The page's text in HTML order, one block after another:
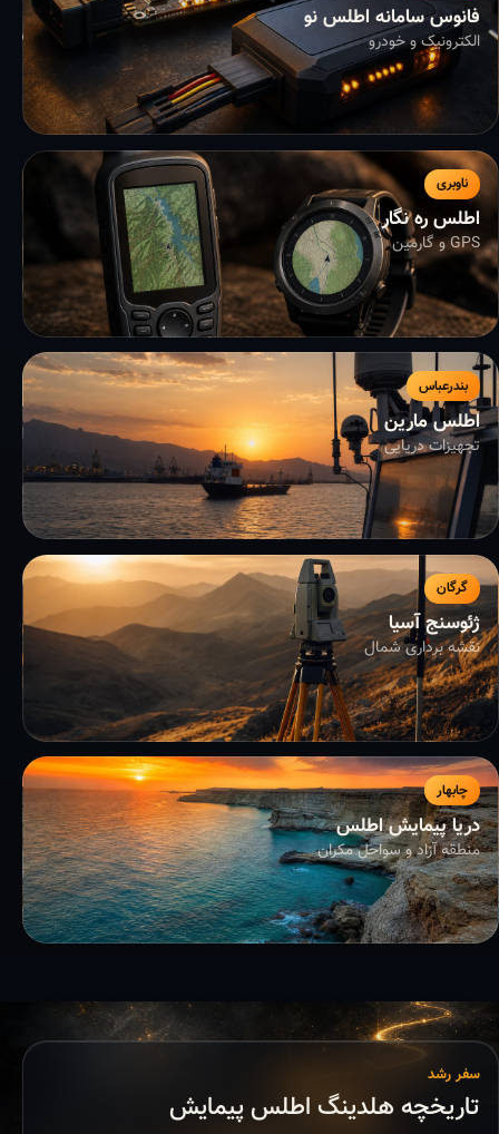
فانوس سامانه اطلس نو
الکترونیک و خودرو
ناوبری
اطلس ره نگار
GPS و گارمین
بندرعباس
اطلس مارین
تجهیزات دریایی
گرگان
ژئوسنج آسیا
نقشه برداری شمال
چابهار
دریا پیمایش اطلس
منطقه آزاد و سواحل مکران
سفر رشد
تاریخچه هلدینگ اطلس پیمایش